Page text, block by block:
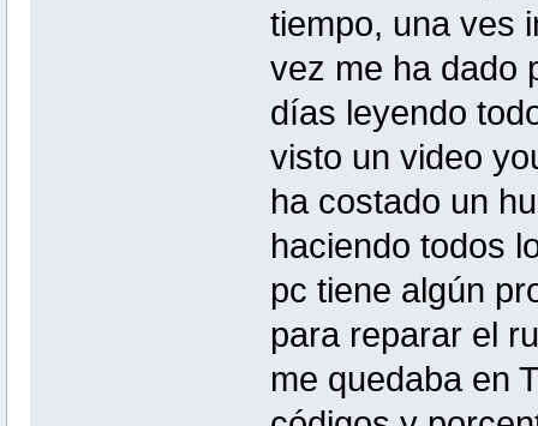
tiempo, una ves
vez me ha dado
días leyendo
visto un video
ha costado un
haciendo todos
pc tiene algún
para reparar el
me quedaba en